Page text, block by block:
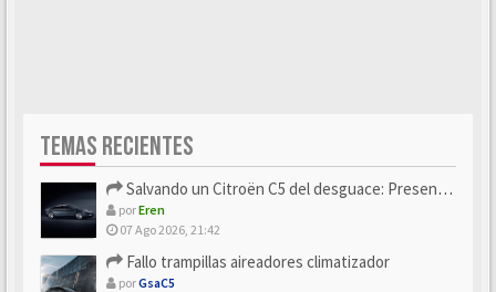
TEMAS RECIENTES
Salvando un Citroën C5 del desguace: Presentación y seguimiento
porEren
07 Ago 2026, 21:42
Fallo trampillas aireadores climatizador
porGsaC5